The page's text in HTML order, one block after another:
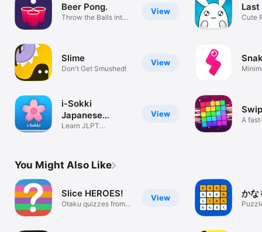
View
Beer Pong.
Throw the Balls into
View
Slime
Don't Get Smushed!
View
i-Sokki
Japanese
Vocabulary
Learn JLPT
Last
Cute
A
You Might Also Like
View
Slice HEROES!
Otaku quizzes from
かな